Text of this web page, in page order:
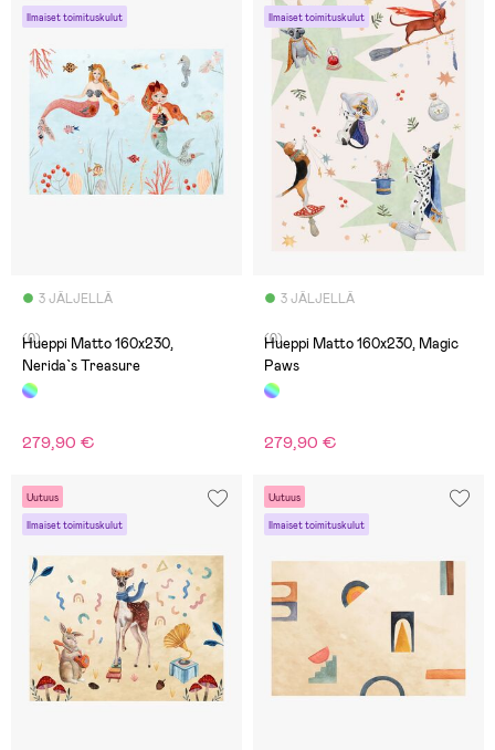
Ilmaiset toimituskulut
3 JÄLJELLÄ
(0)
Hueppi Matto 160x230,
Nerida`s Treasure
279,90 €
Ilmaiset toimituskulut
3 JÄLJELLÄ
(0)
Hueppi Matto 160x230, Magic
Paws
279,90 €
Uutuus
Ilmaiset toimituskulut
Uutuus
Ilmaiset toimituskulut